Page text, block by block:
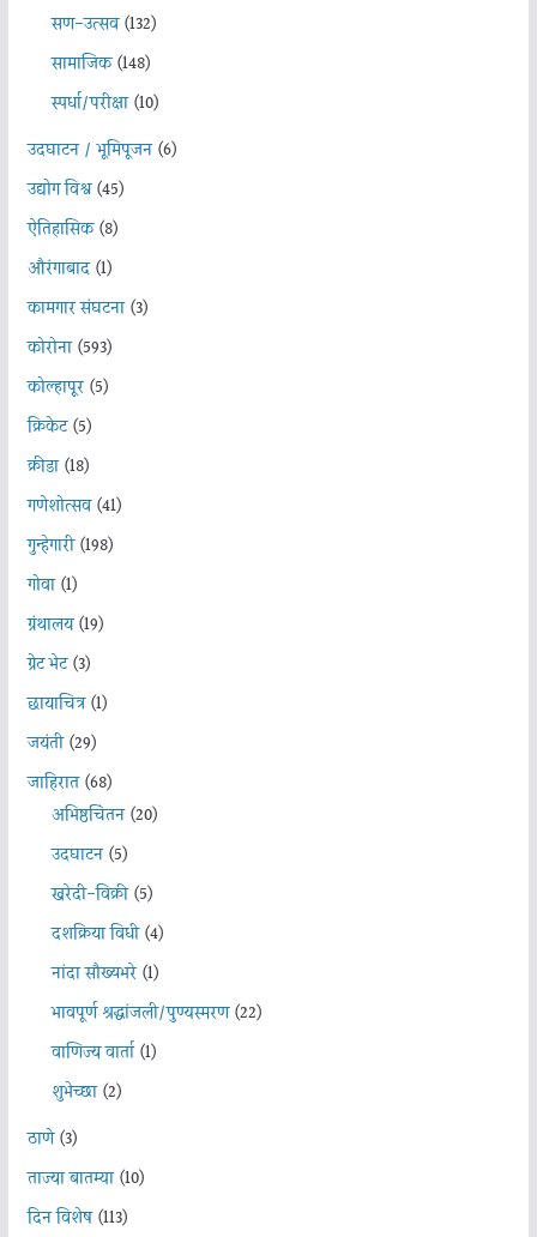
सण-उत्सव(132)
सामाजिक(148)
स्पर्धा/परीक्षा(10)
उदघाटन / भूमिपूजन(6)
उद्योग विश्व(45)
ऐतिहासिक(8)
औरंगाबाद(1)
कामगार संघटना(3)
कोरोना(593)
कोल्हापूर(5)
क्रिकेट(5)
क्रीडा(18)
गणेशोत्सव(41)
गुन्हेगारी(198)
गोवा(1)
ग्रंथालय(19)
ग्रेट भेट(3)
छायाचित्र(1)
जयंती(29)
जाहिरात(68)
अभिष्ठचिंतन(20)
उदघाटन(5)
खरेदी-विक्री(5)
दशक्रिया विधी(4)
नांदा सौख्यभरे(1)
भावपूर्ण श्रद्धांजली/पुण्यस्मरण(22)
वाणिज्य वार्ता(1)
शुभेच्छा(2)
ठाणे(3)
ताज्या बातम्या(10)
दिन विशेष(113)